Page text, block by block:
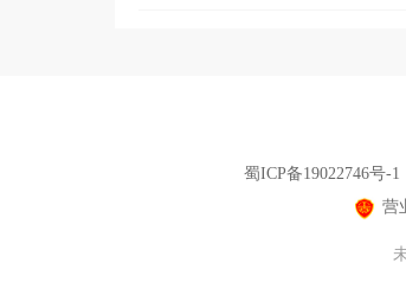
蜀ICP备19022746号-1
营